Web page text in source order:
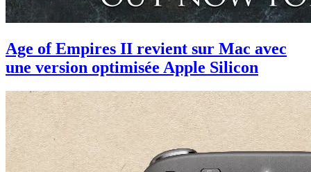
Age of Empires II revient sur Mac avec
une version optimisée Apple Silicon